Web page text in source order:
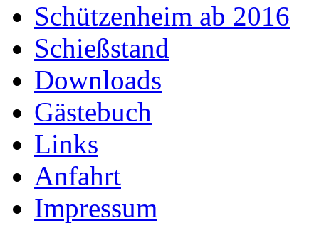
Schützenheim ab 2016
Schießstand
Downloads
Gästebuch
Links
Anfahrt
Impressum